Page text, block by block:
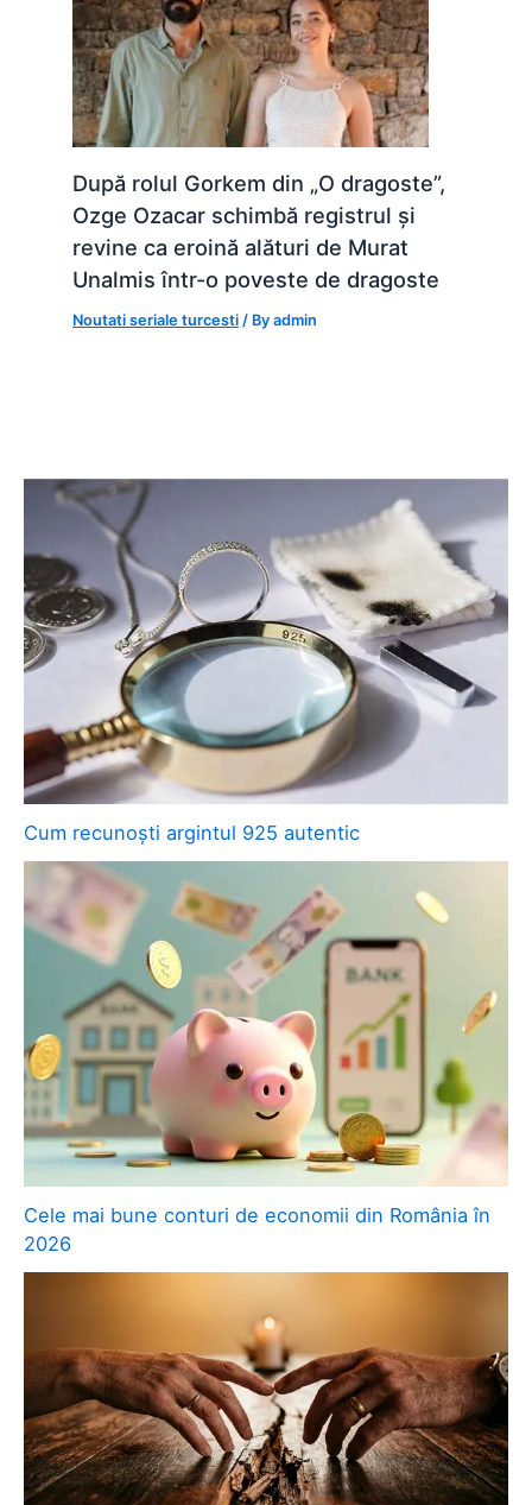
După rolul Gorkem din „O dragoste”,
Ozge Ozacar schimbă registrul și
revine ca eroină alături de Murat
Unalmis într-o poveste de dragoste
Noutati seriale turcesti / Byadmin
Cum recunoști argintul 925 autentic
Cele mai bune conturi de economii din România în
2026